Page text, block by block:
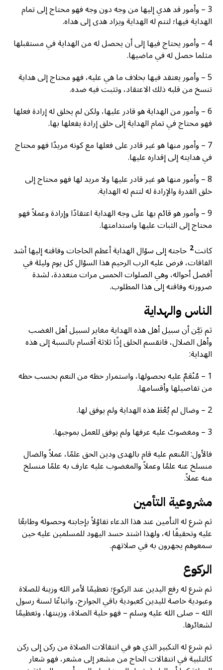
3 – وأمور قد هدي إليها من وجه دون وجه فهو محتاج إلى تمام
الهداية فيها؛ لتتم له الهداية ويزاد هدى إلى هداه.
4 – وأمور يحتاج فيها إلى أن يحصل له من الهداية في مستقبلها
مثلما حصل له في ماضيها.
5 – وأمور يعتقد فيها بخلاف ما هي عليه، فهو محتاج إلى هداية
تنسخ من قلبه ذلك الاعتقاد، وتثبت فيه ضده.
6 – وأمور من الهداية هو قادر عليها، ولكن لم يخلق له إرادة فعلها
فهو محتاج في تمام الهداية إلى خلق إرادة يفعلها بها.
7 – وأمور منها هو غير قادر على فعلها مع كونه مريدًا فهو محتاج
في هدايته إلى إقداره عليها.
8 – وأمور منها هو غير قادر عليها ولا مريد لها فهو محتاج إلى
خلق القدرة والإرادة له لتتم له الهداية.
9 – وأمور هو قائم بها على وجه الهداية اعتقادًا وإرادة وعملاً فهو
محتاج إلى الثبات عليها واستدامتها.
كانت2 حاجته إلى سؤال الهداية أعظم الحاجات وفاقته إليها أشد
الفاقات، فرض عليه الرب الرحيم هذا السؤال كل يوم وليلة في
أفضل أحواله، وهي الصلوات الخمس مرات متعددة، لشدة
ضرورته وفاقته إلى هذا المطلوب.
الناس والهداية
ثم بَيَّن أن سبيل أهل هذه الهداية مغاير لسبيل أهل الغضب
وأهل الضلال، فانقسم الخلق إذًا ثلاثة أقسام بالنسبة إلى هذه
الهداية:
1 – مُنْعَمٌ عليه بحصولها، واستمرار حظه من النعم بحسب حظه
من تفاصيلها وأقسامها.
2 – وضال لم يُعْطَ هذه الهداية ولم يوفق لها.
3 – ومغضوبٌ عليه عرفها ولم يوفق للعمل بموجبها.
فالأول: المُنعم عليه قام بالهدى ودين الحق علمًا، عملاً والضال
منسلخ عنه علمًا وعملاً والمغضوب عليه عارف به علمًا منسلخ
منه عملاً.
مشروعية التأمين
ثم شرع له التأمين عند هذا الدعاء تفاؤلاً بإجابته وحصوله وطابعًا
عليه وتحقيقًا له، ولهذا اشتد حسد اليهود للمسلمين عليه حين
سمعوهم يجهرون به في صلاتهم.
الركوع
ثم شرع له رفع اليدين عند الركوع؛ تعظيمًا لأمر الله وزينة للصلاة
وعبودية خاصة لليدين كعبودية باقي الجوارح، واتباعًا لسنة رسول
الله – صلى الله عليه وسلم – فهو حلية الصلاة، وزينتها، وتعظيمًا
لشعائرها.
ثم شرع له التكبير الذي هو في انتقالات الصلاة من ركن إلى ركن
كالتلبية في انتقالات الحاج من مشعر إلى مشعر، فهو شعار